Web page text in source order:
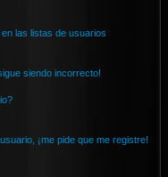
las listas de usuarios
siendo incorrecto!
¡me pide que me registre!